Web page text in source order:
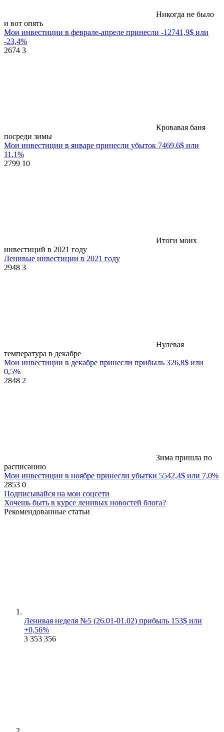
Никогда не было
и вот опять
Мои инвестиции в феврале-апреле принесли -12741,9$ или
-23,4%
2674 3
Кровавая баня
посреди зимы
Мои инвестиции в январе принесли убыток 7469,6$ или
11,1%
2799 10
Итоги моих
инвестиций в 2021 году
Ленивые инвестиции в 2021 году
2948 3
Нулевая
температура в декабре
Мои инвестиции в декабре принесли прибыль 326,8$ или
0,5%
2848 2
Зима пришла по
расписанию
Мои инвестиции в ноябре принесли убытки 5542,4$ или 7,0%
2853 0
Подписывайся на мои соцсети
Хочешь быть в курсе ленивых новостей блога?
Рекомендованные статьи
Ленивая неделя №5 (26.01-01.02) прибыль 153$ или
+0,56%
3 353 356